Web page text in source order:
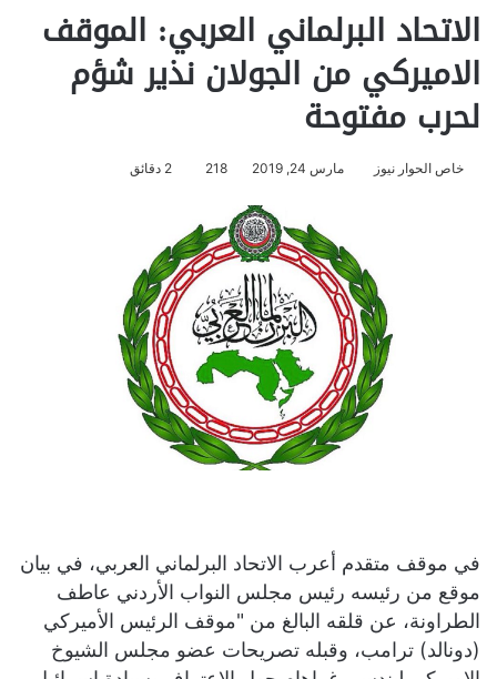
الاتحاد البرلماني العربي: الموقف
الاميركي من الجولان نذير شؤم
لحرب مفتوحة
خاص الحوار نيوز مارس 24, 2019 218
في موقف متقدم أعرب الاتحاد البرلماني العربي، في بيان
موقع من رئيسه رئيس مجلس النواب الأردني عاطف
الطراونة، عن قلقه البالغ من "موقف الرئيس الأميركي
(دونالد) ترامب، وقبله تصريحات عضو مجلس الشيوخ